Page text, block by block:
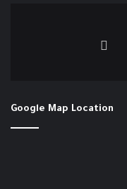
Google Map Location